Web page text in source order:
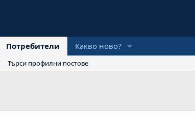
Потребители Какво ново?
Търси профилни постове